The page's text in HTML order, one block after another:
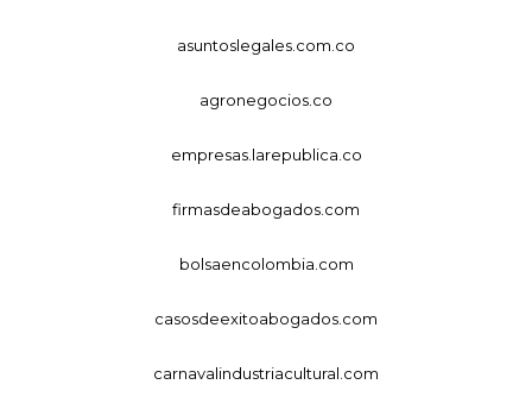
asuntoslegales.com.co
agronegocios.co
empresas.larepublica.co
firmasdeabogados.com
bolsaencolombia.com
casosdeexitoabogados.com
carnavalindustriacultural.com